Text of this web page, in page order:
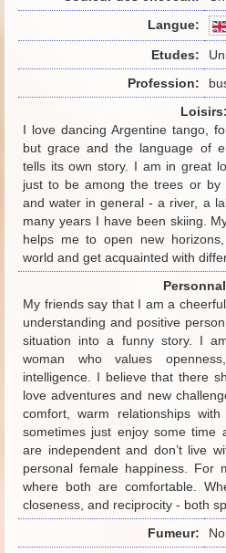
Langue:
Etudes:
Profession:
Loisirs:
I love dancing Argentine tango,
but grace and the language of
tells its own story. I am in great
just to be among the trees or by
and water in general - a river, a
many years I have been skiing.
helps me to open new
world and get acquainted with
My friends say that I am a
understanding and positive
situation into a funny story. I
woman who values
intelligence. I believe that there
love adventures and new
comfort, warm relationships
sometimes just enjoy some time
are independent and don’t live
personal female happiness. For
where both are comfortable.
closeness, and reciprocity - both
Fumeur: